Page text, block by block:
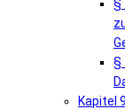
§
§
Kapitel